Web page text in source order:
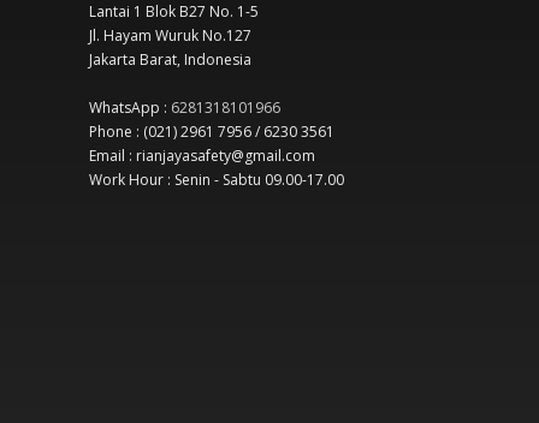
Lantai 1 Blok B27 No. 1-5
Jl. Hayam Wuruk No.127
Jakarta Barat, Indonesia
WhatsApp : 6281318101966
Phone : (021) 2961 7956 / 6230 3561
Email : rianjayasafety@gmail.com
Work Hour : Senin - Sabtu 09.00-17.00